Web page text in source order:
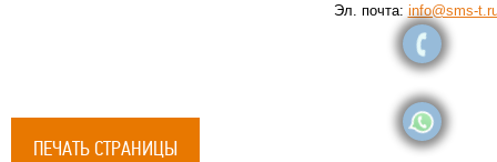
Эл. почта: info@sms-
ПЕЧАТЬ СТРАНИЦЫ